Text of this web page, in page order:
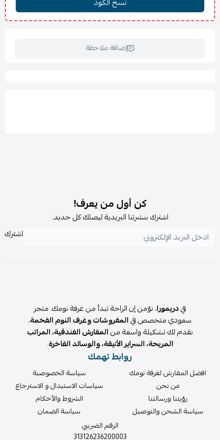
📏
العرض: 118 سم – العمق: 55 سم – الارتفاع: 199 سم
يفضل تنظيف الأرفف وتنظيم الملابس بشكل دوري للحفاظ على
⚠️ملاحظات:
إضافة ملاحظة
كن أول من يعرف!
اشترك بنشرتنا البريدية ليصلك كل جديد.
اشترك
فيدريمورا، نؤمن إن الراحة تبدأ من غرفة نومك. متجر
سعودي متخصص فيالمفروشات وغرف النوم الفخمة،
نقدم لك تشكيلة واسعة منالمفارش الفندقية، المراتب
المريحة، السراير الأنيقة، والوسائد الفاخرة.
روابط تهمك
افضل المفارش لغرفة نومك
من نحن
رؤيتنا ورسالتنا
سياسة الشحن والتوصيل
سياسة الخصوصية
سياسات الاستبدال و الاسترجاع
الشروط والأحكام
سياسة الضمان
الرقم الضريبي
313126236200003